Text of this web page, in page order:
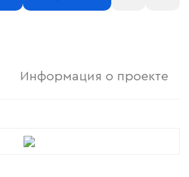
Информация о проекте